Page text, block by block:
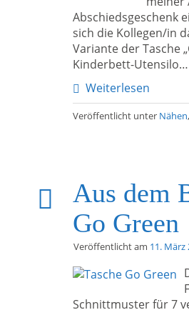
Abschiedsgeschenk
sich die Kollegen/in
Variante der Tasche
Kinderbett-
Weiterlesen
Veröffentlicht unter Nähen,
Aus dem
Go Green
Veröffentlicht am 11. März
Schnittmuster für 7